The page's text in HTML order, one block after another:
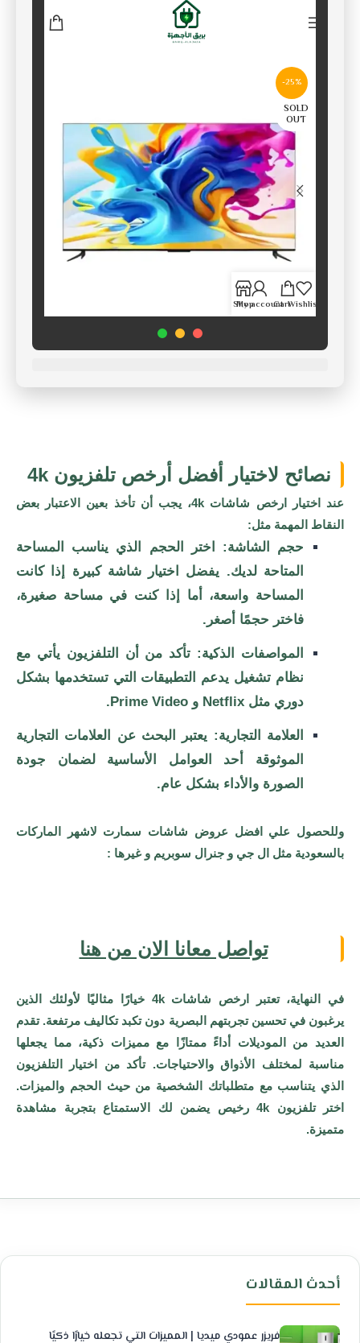
نصائح لاختيار أفضل أرخص تلفزيون 4k
عند اختيار ارخص شاشات 4k، يجب أن تأخذ بعين الاعتبار بعض
النقاط المهمة مثل:
حجم الشاشة: اختر الحجم الذي يناسب المساحة
المتاحة لديك. يفضل اختيار شاشة كبيرة إذا كانت
المساحة واسعة، أما إذا كنت في مساحة صغيرة،
فاختر حجمًا أصغر.
المواصفات الذكية: تأكد من أن التلفزيون يأتي مع
نظام تشغيل يدعم التطبيقات التي تستخدمها بشكل
دوري مثل Netflix و Prime Video.
العلامة التجارية: يعتبر البحث عن العلامات التجارية
الموثوقة أحد العوامل الأساسية لضمان جودة
الصورة والأداء بشكل عام.
وللحصول علي افضل عروض شاشات سمارت لاشهر الماركات
بالسعودية مثل ال جي و جنرال سوبريم و غيرها :
تواصل معانا الان من هنا
في النهاية، تعتبر ارخص شاشات 4k خيارًا مثاليًا لأولئك الذين
يرغبون في تحسين تجربتهم البصرية دون تكبد تكاليف مرتفعة. تقدم
العديد من الموديلات أداءً ممتازًا مع مميزات ذكية، مما يجعلها
مناسبة لمختلف الأذواق والاحتياجات. تأكد من اختيار التلفزيون
الذي يتناسب مع متطلباتك الشخصية من حيث الحجم والميزات.
اختر تلفزيون 4k رخيص يضمن لك الاستمتاع بتجربة مشاهدة
متميزة.
أحدث المقالات
فريزر عمودي ميديا | المميزات التي تجعله خيارًا ذكيًا